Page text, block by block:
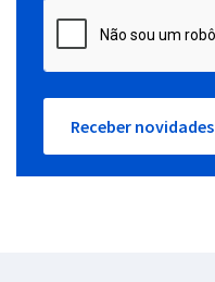
Receber novidades